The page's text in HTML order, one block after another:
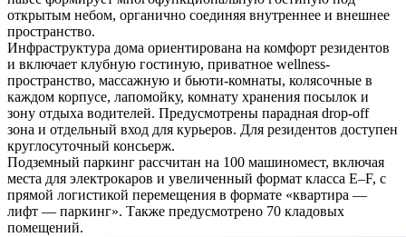
открытым небом, органично соединяя внутреннее и внешнее
пространство.
Инфраструктура дома ориентирована на комфорт резидентов
и включает клубную гостиную, приватное wellness-
пространство, массажную и бьюти-комнаты, колясочные в
каждом корпусе, лапомойку, комнату хранения посылок и
зону отдыха водителей. Предусмотрены парадная drop-off
зона и отдельный вход для курьеров. Для резидентов доступен
круглосуточный консьерж.
Подземный паркинг рассчитан на 100 машиномест, включая
места для электрокаров и увеличенный формат класса E–F, с
прямой логистикой перемещения в формате «квартира —
лифт — паркинг». Также предусмотрено 70 кладовых
помещений.